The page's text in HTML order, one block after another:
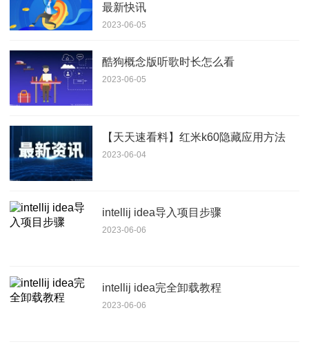
最新快讯
2023-06-05
酷狗概念版听歌时长怎么看
2023-06-05
【天天速看料】红米k60隐藏应用方法
2023-06-04
intellij idea导入项目步骤
2023-06-06
intellij idea完全卸载教程
2023-06-06